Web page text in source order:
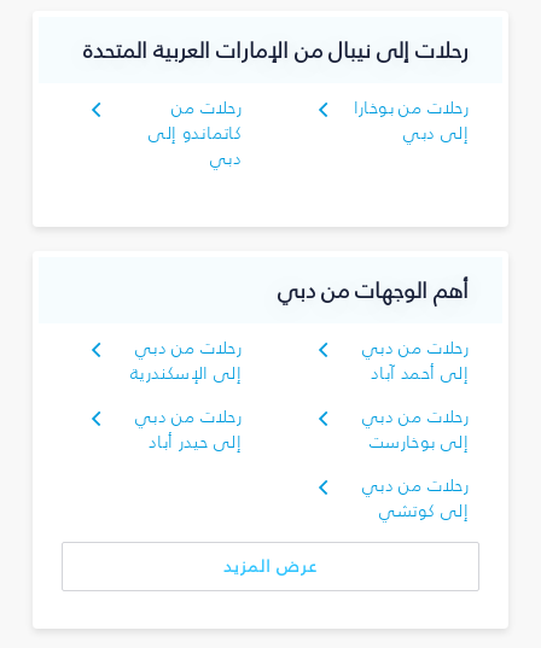
رحلات إلى نيبال من الإمارات العربية المتحدة
رحلات من بوخارا
إلى دبي
رحلات من
كاتماندو إلى
دبي
أهم الوجهات من دبي
رحلات من دبي
إلى أحمد آباد
رحلات من دبي
إلى الإسكندرية
رحلات من دبي
إلى بوخارست
رحلات من دبي
إلى حيدر أباد
رحلات من دبي
إلى كوتشي
عرض المزيد